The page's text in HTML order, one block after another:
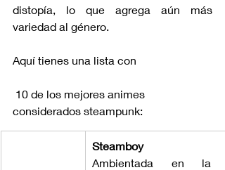
distopía, lo que agrega aún más
variedad al género.
Aquí tienes una lista con
considerados steampunk:
Steamboy
Ambientada en la